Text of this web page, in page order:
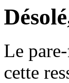
Le
cette